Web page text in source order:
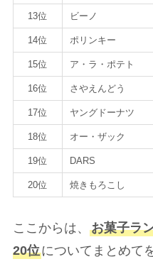
13位 ビーノ
14位 ポリンキー
15位 ア・ラ・ポテト
16位 さやえんどう
17位 ヤングドーナツ
18位 オー・ザック
19位 DARS
20位 焼きもろこし
ここからは、 お菓子ラ
20位についてまとめて